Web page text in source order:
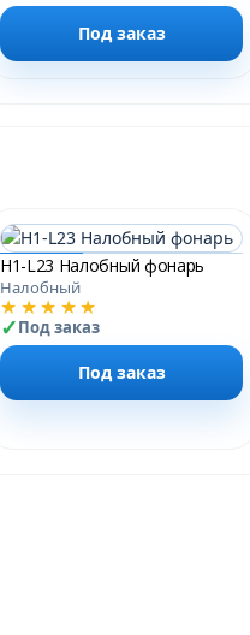
Под заказ
H1-L23 Налобный фонарь
Налобный
★★★★★
Под заказ
Под заказ